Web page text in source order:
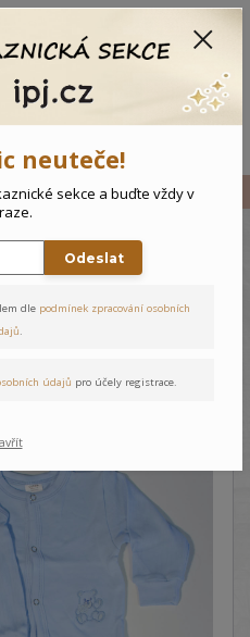
sada
neuteče!
sekce a buďte vždy v
Odeslat
dle podmínek zpracování osobních
.
údajů pro účely registrace.